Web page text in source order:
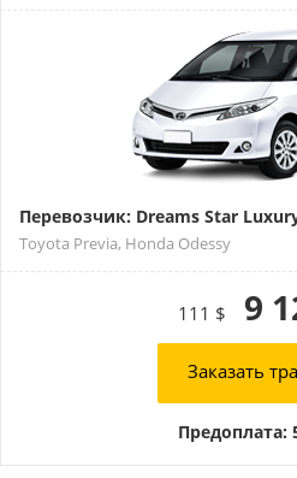
Перевозчик: Dreams Star
Toyota Previa, Honda Odessy
111 $ 9
Заказать
Предоплата: